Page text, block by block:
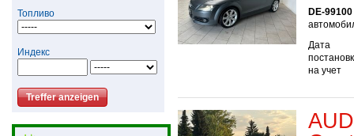
Топливо
Индекс
DE-
Дата
на учет